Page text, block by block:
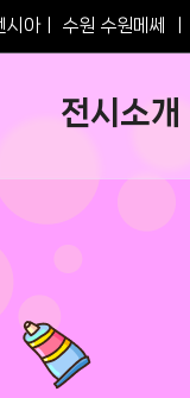
시아ㅣ 수원 수원메쎄
전시소개